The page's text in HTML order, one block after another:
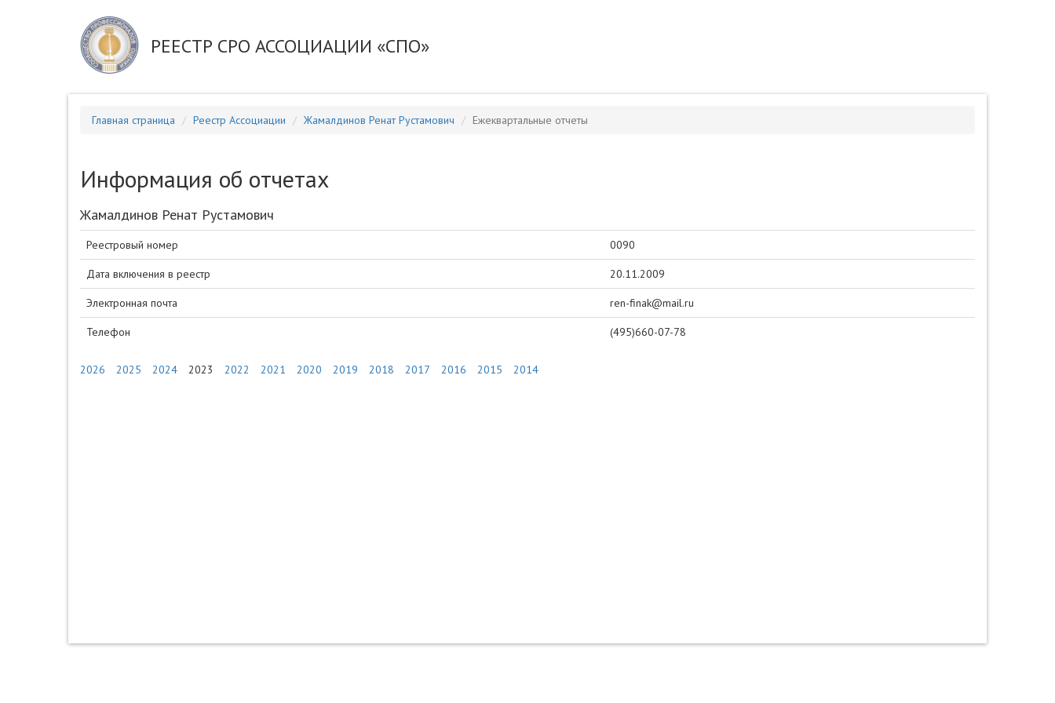
РЕЕСТР СРО АССОЦИАЦИИ «СПО»
Главная страница Реестр Ассоциации Жамалдинов Ренат Рустамович Ежеквартальные отчеты
Информация об отчетах
Жамалдинов Ренат Рустамович
Реестровый номер 0090
Дата включения в реестр 20.11.2009
Электронная почта ren-finak@mail.ru
Телефон (495)660-07-78
2026 2025 2024 2023 2022 2021 2020 2019 2018 2017 2016 2015 2014